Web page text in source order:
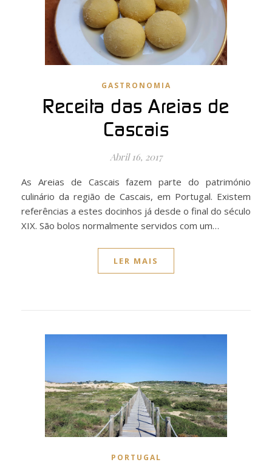
GASTRONOMIA
Receita das Areias de
Cascais
Abril 16, 2017
As Areias de Cascais fazem parte do património
culinário da região de Cascais, em Portugal. Existem
referências a estes docinhos já desde o final do século
XIX. São bolos normalmente servidos com um…
LER MAIS
PORTUGAL